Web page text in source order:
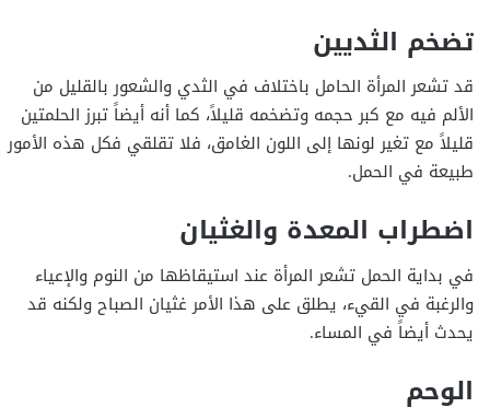
تضخم الثديين
قد تشعر المرأة الحامل باختلاف في الثدي والشعور بالقليل من
الألم فيه مع كبر حجمه وتضخمه قليلاً، كما أنه أيضاً تبرز الحلمتين
قليلاً مع تغير لونها إلى اللون الغامق، فلا تقلقي فكل هذه الأمور
طبيعة في الحمل.
اضطراب المعدة والغثيان
في بداية الحمل تشعر المرأة عند استيقاظها من النوم والإعياء
والرغبة في القيء، يطلق على هذا الأمر غثيان الصباح ولكنه قد
يحدث أيضاً في المساء.
الوحم